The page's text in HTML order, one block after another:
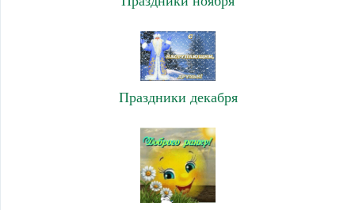
Праздники декабря